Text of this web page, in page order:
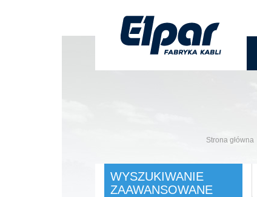
Strona główna
WYSZUKIWANIE
ZAAWANSOWANE